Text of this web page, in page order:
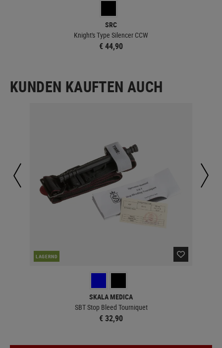
SRC
Knight's Type Silencer CCW
€ 44,90
KUNDEN KAUFTEN AUCH
LAGERND
SKALA MEDICA
SBT Stop Bleed Tourniquet
€ 32,90